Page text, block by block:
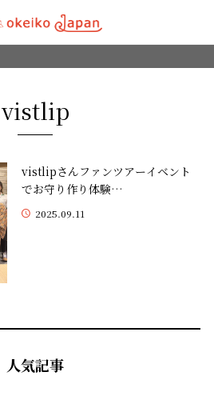
vistlip
vistlipさんファンツアーイベント
でお守り作り体験…
2025.09.11
人気記事